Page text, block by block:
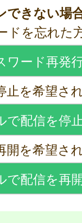
できない場
ドを忘れた
ワード再発
止を希望さ
で配信を停
開を希望さ
で配信を再